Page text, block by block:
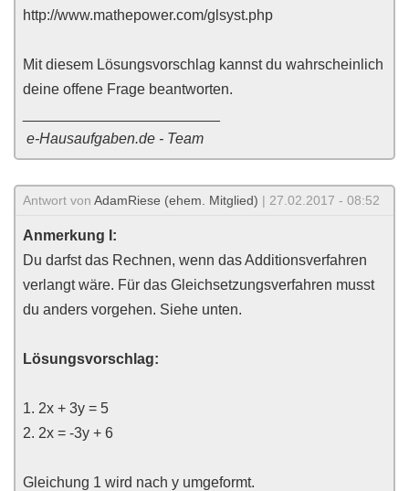
http://www.mathepower.com/glsyst.php
Mit diesem Lösungsvorschlag kannst du wahrscheinlich
deine offene Frage beantworten.
e-Hausaufgaben.de - Team
Antwort von AdamRiese (ehem. Mitglied) | 27.02.2017 - 08:52
Anmerkung I:
Du darfst das Rechnen, wenn das Additionsverfahren
verlangt wäre. Für das Gleichsetzungsverfahren musst
du anders vorgehen. Siehe unten.
Lösungsvorschlag:
1. 2x + 3y = 5
2. 2x = -3y + 6
Gleichung 1 wird nach y umgeformt.